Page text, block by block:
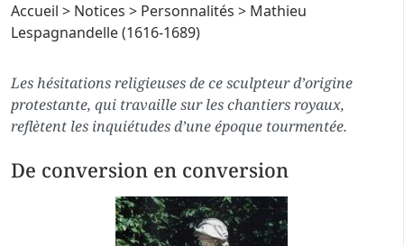
Accueil > Notices > Personnalités > Mathieu
Lespagnandelle (1616-1689)
Les hésitations religieuses de ce sculpteur d’origine
protestante, qui travaille sur les chantiers royaux,
reflètent les inquiétudes d’une époque tourmentée.
De conversion en conversion